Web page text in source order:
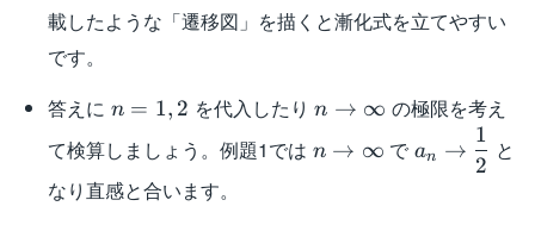
載したような「遷移図」を描くと漸化式を立てやすい
です。
答えに n=1,2
n = 1, 2 を代入したりn\to\infty
n → ∞ の極限を考え
て検算しましょう。例題1では
n\to\infty
n → ∞ で
{2}
an →
2
1
と
なり直感と合います。